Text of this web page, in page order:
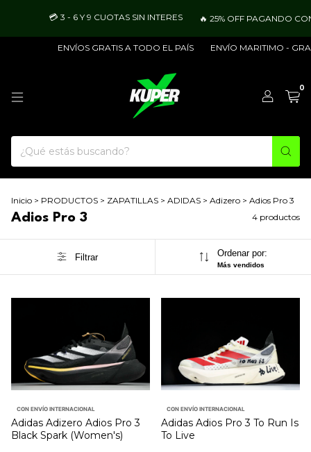
💳 3 - 6 Y 9 CUOTAS SIN INTERES 🔥 25% OFF PAGANDO
ENVÍOS GRATIS A TODO EL PAÍS ENVÍO MARITIMO -
0
Inicio > PRODUCTOS > ZAPATILLAS > ADIDAS > Adizero > Adios Pro 3
Adios Pro 3 4 productos
Filtrar Ordenar por:
Más vendidos
CON ENVÍO INTERNACIONAL
Adidas Adizero Adios Pro 3
Black Spark (Women's)
CON ENVÍO INTERNACIONAL
Adidas Adios Pro 3 To Run Is
To Live